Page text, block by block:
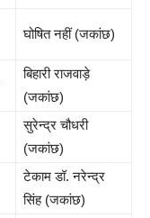
घोषित नहीं (जकांछ)
बिहारी राजवाड़े
(जकांछ)
सुरेन्द्र चौधरी
(जकांछ)
टेकाम डॉ. नरेन्द्र
सिंह (जकांछ)